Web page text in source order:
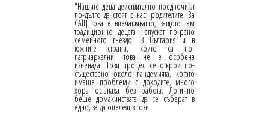
"Нашите деца действително предпочитат
по-дълго да стоят с нас, родителите. За
САЩ това е впечатляващо, защото там
традиционно децата напускат по-рано
семейното гнездо. В България и в
южните страни, които са по-
патриархални, това не е особена
изненада. Този процес се открои по-
съществено около пандемията, когато
имаше проблеми с доходите, много
хора останаха без работа. Логично
беше домакинствата да се съберат в
едно, за да оцелеят в този